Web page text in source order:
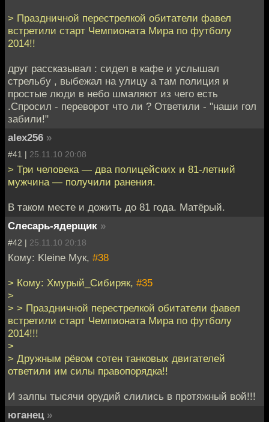
> Праздничной перестрелкой обитатели фавел
встретили старт Чемпионата Мира по футболу
2014!!
друг рассказывал : сидел в кафе и услышал
стрельбу , выбежал на улицу а там полиция и
простые люди в небо шмаляют из чего есть
.Спросил - переворот что ли ? Ответили - "наши гол
забили!"
alex256 »
#41 | 25.11.10 20:08
> Три человека — два полицейских и 81-летний
мужчина — получили ранения.
В таком месте и дожить до 81 года. Матёрый.
Слесарь-ядерщик »
#42 | 25.11.10 20:18
Кому: Kleine Мук, #38
> Кому: Хмурый_Сибиряк, #35
>
> > Праздничной перестрелкой обитатели фавел
встретили старт Чемпионата Мира по футболу
2014!!!
>
> Дружным рёвом сотен танковых двигателей
ответили им силы правопорядка!!
И залпы тысячи орудий слились в протяжный вой!!!
юганец »